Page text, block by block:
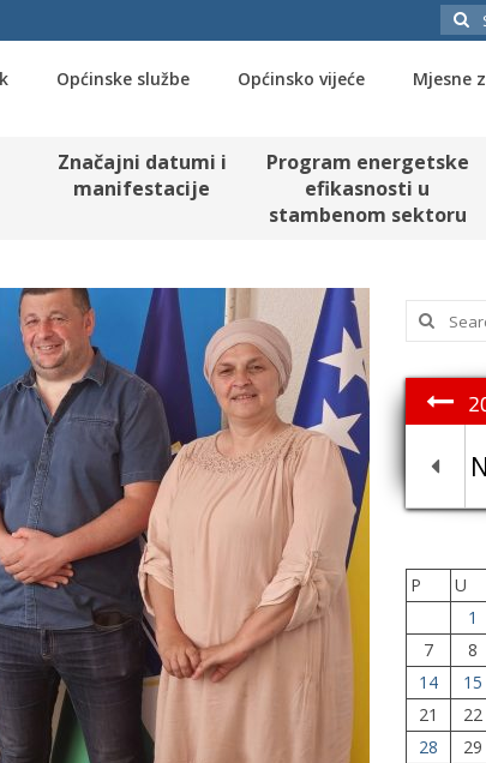
for:
Općinske službe Općinsko vijeće Mjesne
Značajni datumi i
manifestacije
Program energetske
efikasnosti u
stambenom sektoru
Search
for:
P
U
1
7
8
14
15
21
22
28
29